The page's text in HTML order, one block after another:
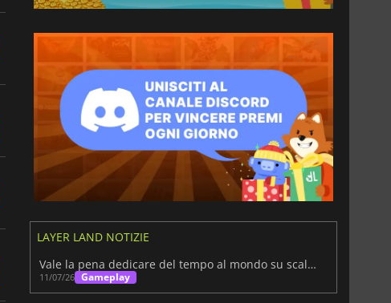
LAYER LAND NOTIZIE
Vale la pena dedicare del tempo al mondo su scala terrestre di Layer Land?
11/07/26 Gameplay